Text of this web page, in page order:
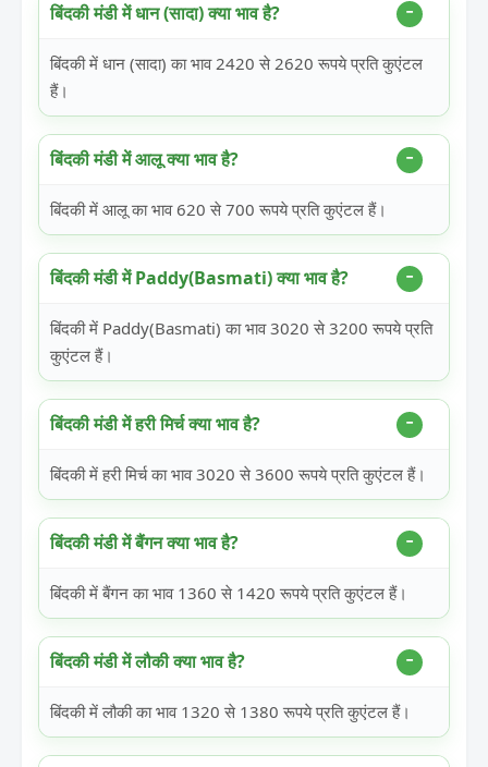
बिंदकी मंडी में धान (सादा) क्या भाव है?
बिंदकी में धान (सादा) का भाव 2420 से 2620 रूपये प्रति कुएंटल
हैं।
बिंदकी मंडी में आलू क्या भाव है?
बिंदकी में आलू का भाव 620 से 700 रूपये प्रति कुएंटल हैं।
बिंदकी मंडी में Paddy(Basmati) क्या भाव है?
बिंदकी में Paddy(Basmati) का भाव 3020 से 3200 रूपये प्रति
कुएंटल हैं।
बिंदकी मंडी में हरी मिर्च क्या भाव है?
बिंदकी में हरी मिर्च का भाव 3020 से 3600 रूपये प्रति कुएंटल हैं।
बिंदकी मंडी में बैंगन क्या भाव है?
बिंदकी में बैंगन का भाव 1360 से 1420 रूपये प्रति कुएंटल हैं।
बिंदकी मंडी में लौकी क्या भाव है?
बिंदकी में लौकी का भाव 1320 से 1380 रूपये प्रति कुएंटल हैं।